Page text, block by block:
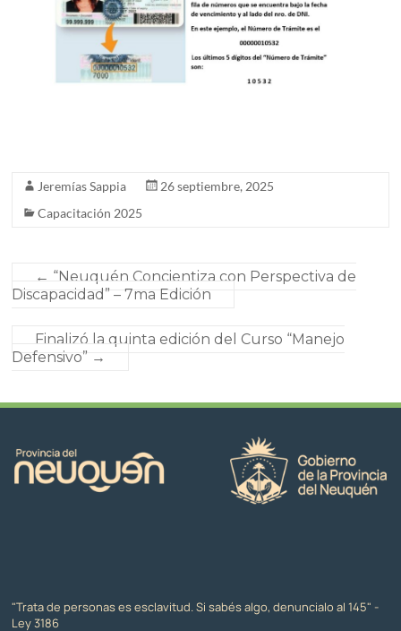
Jeremías Sappia
26 septiembre, 2025
Capacitación 2025
← “Neuquén Concientiza con Perspectiva de
Discapacidad” – 7ma Edición
Finalizó la quinta edición del Curso “Manejo
Defensivo” →
"Trata de personas es esclavitud. Si sabés algo, denuncialo al 145" -
Ley 3186